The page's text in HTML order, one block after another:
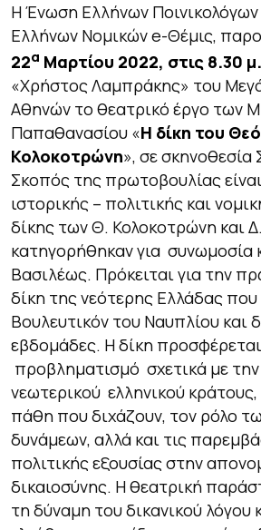
Η Ένωση Ελλήνων
Ελλήνων Νομικών e-Θέμις,
22α Μαρτίου 2022, στις 8.30
«Χρήστος Λαμπράκης» του
Αθηνών το θεατρικό έργο των
Παπαθανασίου «Η δίκη του
Κολοκοτρώνη», σε σκηνοθεσία
Σκοπός της πρωτοβουλίας
ιστορικής – πολιτικής και
δίκης των Θ. Κολοκοτρώνη και
κατηγορήθηκαν για συνωμοσία
Βασιλέως. Πρόκειται για την
δίκη της νεότερης Ελλάδας
Βουλευτικόν του Ναυπλίου και
εβδομάδες. Η δίκη προσφέρεται
προβληματισμό σχετικά με
νεωτερικού ελληνικού
πάθη που διχάζουν, τον ρόλο
δυνάμεων, αλλά και τις
πολιτικής εξουσίας στην
δικαιοσύνης. Η θεατρική
τη δύναμη του δικανικού λόγου